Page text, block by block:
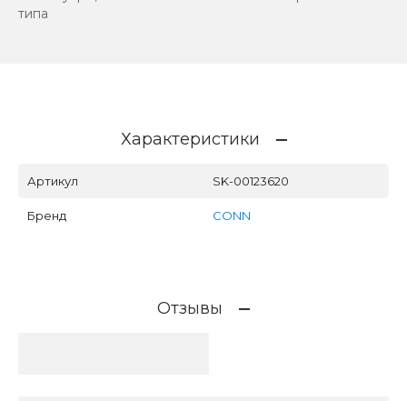
типа
Характеристики
Артикул SK-00123620
Бренд CONN
Отзывы